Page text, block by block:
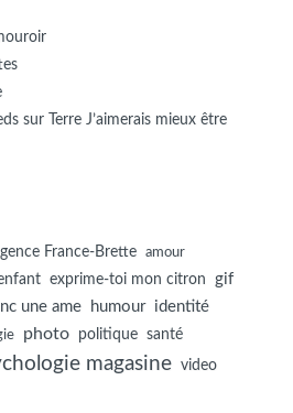
sur Terre J’aimerais mieux être
France-Brette amour
exprime-toi mon citron
gif
une ame
humour identité
photo politique
santé
magasine video